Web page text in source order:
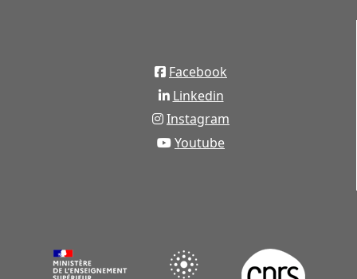
Facebook
Linkedin
Instagram
Youtube